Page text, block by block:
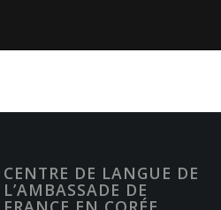
CENTRE DE LANGUE DE
L’AMBASSADE DE